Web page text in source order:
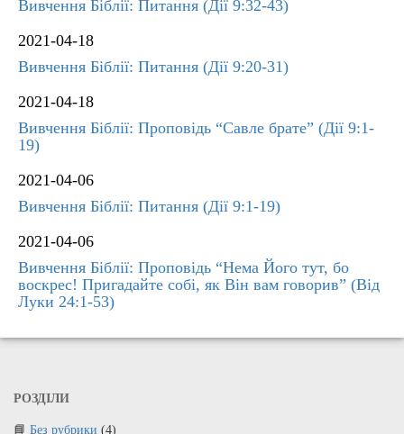
Вивчення Біблії: Питання (Дії 9:32-43)
2021-04-18
Вивчення Біблії: Питання (Дії 9:20-31)
2021-04-18
Вивчення Біблії: Проповідь “Савле брате” (Дії 9:1-
19)
2021-04-06
Вивчення Біблії: Питання (Дії 9:1-19)
2021-04-06
Вивчення Біблії: Проповідь “Нема Його тут, бо
воскрес! Пригадайте собі, як Він вам говорив” (Від
Луки 24:1-53)
РОЗДІЛИ
Без рубрики (4)